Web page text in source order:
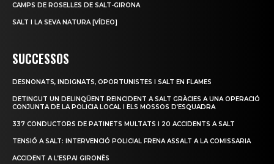
CAMPS DE ROSELLES DE SALT-GIRONA
SALT I LA SEVA NATURA [VÍDEO]
SUCCESSOS
DESNONATS, INDIGNATS, OPORTUNISTES I SALT EN FLAMES
DETINGUT UN DELINQÜENT REINCIDENT A SALT GRÀCIES A UNA OPERACIÓ
CONJUNTA DE LA POLICIA LOCAL I ELS MOSSOS D’ESQUADRA
337 CONDUCTORS DE PATINETS MULTATS I 20 ACCIDENTS A SALT
TENSIÓ A SALT: INTERVENCIÓ POLICIAL FRENA ASSALT A LA COMISSARIA
ACCIDENT A L’ESPAI GIRONÈS